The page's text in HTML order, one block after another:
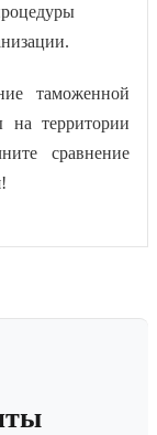
таможенной
территории
сравнение